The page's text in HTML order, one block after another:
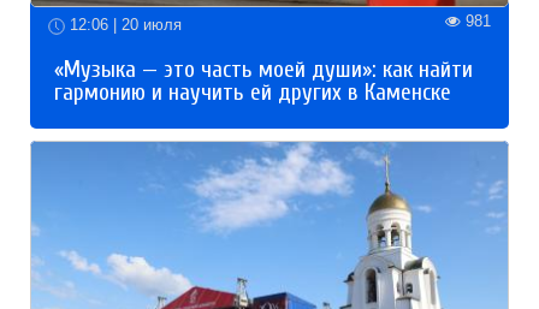
12:06 | 20 июля 981
«Музыка — это часть моей души»: как найти
гармонию и научить ей других в Каменске